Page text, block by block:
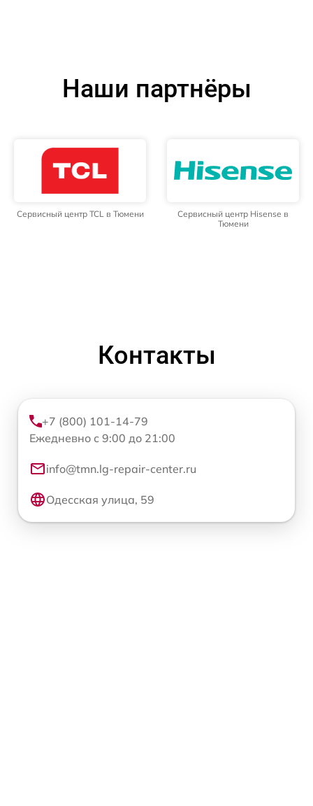
Наши партнёры
Сервисный центр TCL в Тюмени
Сервисный центр Hisense в
Тюмени
Контакты
+7 (800) 101-14-79
Ежедневно с 9:00 до 21:00
info@tmn.lg-repair-center.ru
Одесская улица, 59